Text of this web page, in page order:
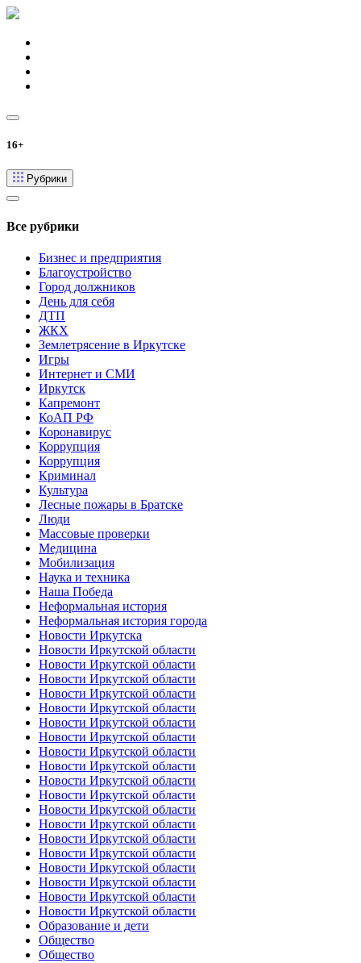
16+
Рубрики
Все рубрики
Бизнес и предприятия
Благоустройство
Город должников
День для себя
ДТП
ЖКХ
Землетрясение в Иркутске
Игры
Интернет и СМИ
Иркутск
Капремонт
КоАП РФ
Коронавирус
Коррупция
Коррупция
Криминал
Культура
Лесные пожары в Братске
Люди
Массовые проверки
Медицина
Мобилизация
Наука и техника
Наша Победа
Неформальная история
Неформальная история города
Новости Иркутска
Новости Иркутской области
Новости Иркутской области
Новости Иркутской области
Новости Иркутской области
Новости Иркутской области
Новости Иркутской области
Новости Иркутской области
Новости Иркутской области
Новости Иркутской области
Новости Иркутской области
Новости Иркутской области
Новости Иркутской области
Новости Иркутской области
Новости Иркутской области
Новости Иркутской области
Новости Иркутской области
Новости Иркутской области
Новости Иркутской области
Новости Иркутской области
Образование и дети
Общество
Общество